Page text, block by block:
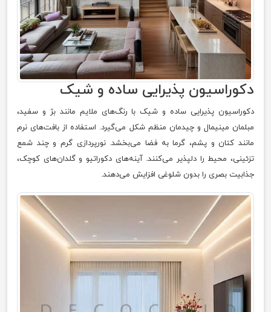
دکوراسیون پذیرایی ساده و شیک
دکوراسیون پذیرایی ساده و شیک با رنگ‌های ملایم مانند بژ و سفید،
مبلمان مینیمال و چیدمان منظم شکل می‌گیرد. استفاده از بافت‌های نرم
مانند کتان و پشم، گرما به فضا می‌بخشد. نورپردازی گرم و چند شمع
تزئینی، محیط را دلپذیر می‌کنند. آینه‌های دکوراتیو و گلدان‌های کوچک،
جذابیت بصری را بدون شلوغی افزایش می‌دهند.